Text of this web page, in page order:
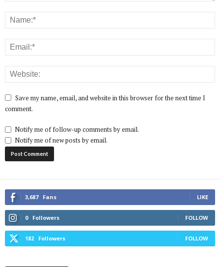
Save my name, email, and website in this browser for the next time I
comment.
Notify me of follow-up comments by email.
Notify me of new posts by email.
3,687 Fans LIKE
0 Followers FOLLOW
182 Followers FOLLOW